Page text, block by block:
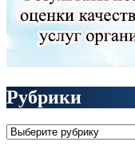
Рубрики
Рубрики